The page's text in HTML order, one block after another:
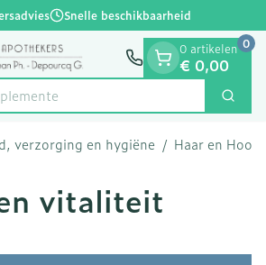
Snelle beschikbaarheid
Zoek
0 artikelen
€ 0,00
0
verzorging en hygiëne / Haar en Hoofd
vitaliteit